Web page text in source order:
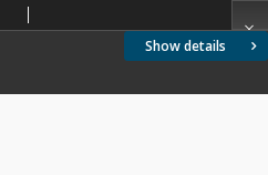
Show details